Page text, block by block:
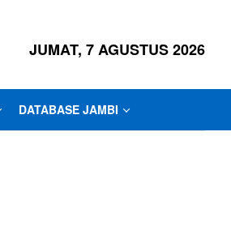
JUMAT, 7 AGUSTUS 2026
DATABASE JAMBI